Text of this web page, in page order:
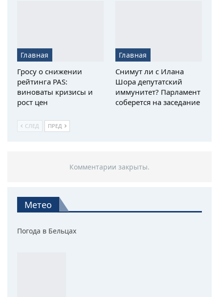
Главная
Гросу о снижении
рейтинга PAS:
виноваты кризисы и
рост цен
Главная
Снимут ли с Илана
Шора депутатский
иммунитет? Парламент
соберется на заседание
СЛЕД ПРЕД
Комментарии закрыты.
Метео
Погода в Бельцах